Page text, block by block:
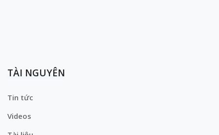
TÀI NGUYÊN
Tin tức
Videos